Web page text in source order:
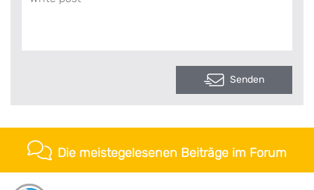
Senden
Die meistegelesenen Beiträge im Forum